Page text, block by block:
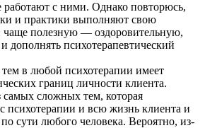
работают с ними. Однако повторюсь,
и практики выполняют свою
полезную — оздоровительную,
дополнять психотерапевтический
в любой психотерапии имеет
границ личности клиента.
самых сложных тем, которая
психотерапии и всю жизнь клиента и
сути любого человека. Вероятно, из-